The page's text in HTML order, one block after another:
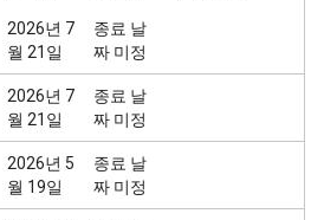
2026년 7
월 21일
종료 날
짜 미정
2026년 7
월 21일
종료 날
짜 미정
2026년 5
월 19일
종료 날
짜 미정